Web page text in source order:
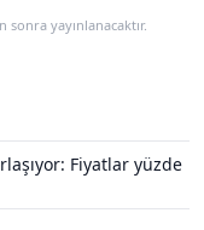
yayınlanacaktır.
Fiyatlar yüzde